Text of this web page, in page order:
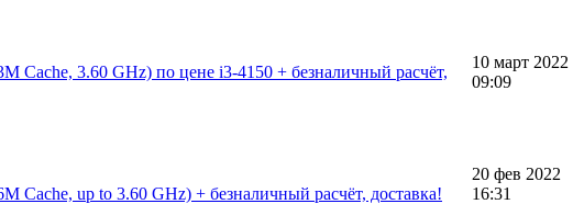
Cache, 3.60 GHz) по цене i3-4150 + безналичный расчёт,
10 март 2022
09:09
up to 3.60 GHz) + безналичный расчёт, доставка!
20 фев 2022
16:31